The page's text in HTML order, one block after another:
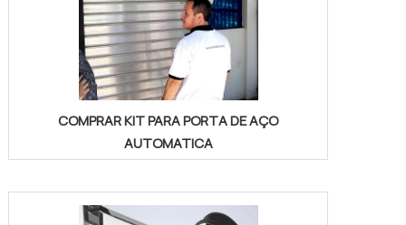
COMPRAR KIT PARA PORTA DE AÇO
AUTOMATICA